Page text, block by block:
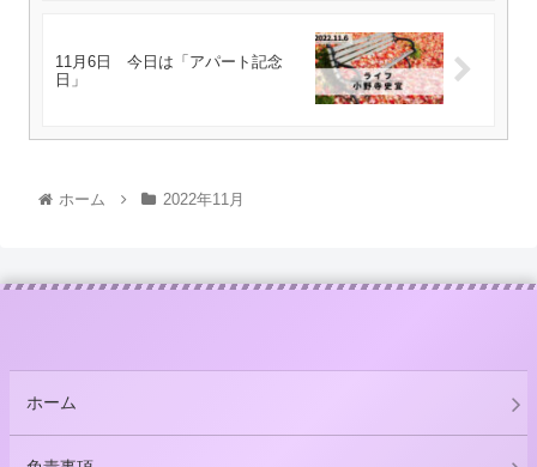
11月6日 今日は「アパート記念
日」
ホーム 2022年11月
ホーム